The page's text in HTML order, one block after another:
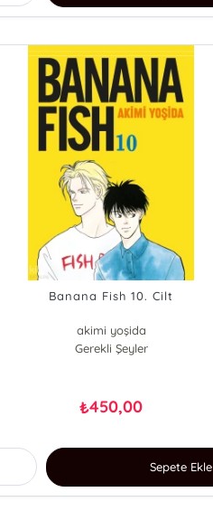
Banana Fish 10. Cilt
akimi yoşida
Gerekli Şeyler
₺450,00
Sepete Ekle